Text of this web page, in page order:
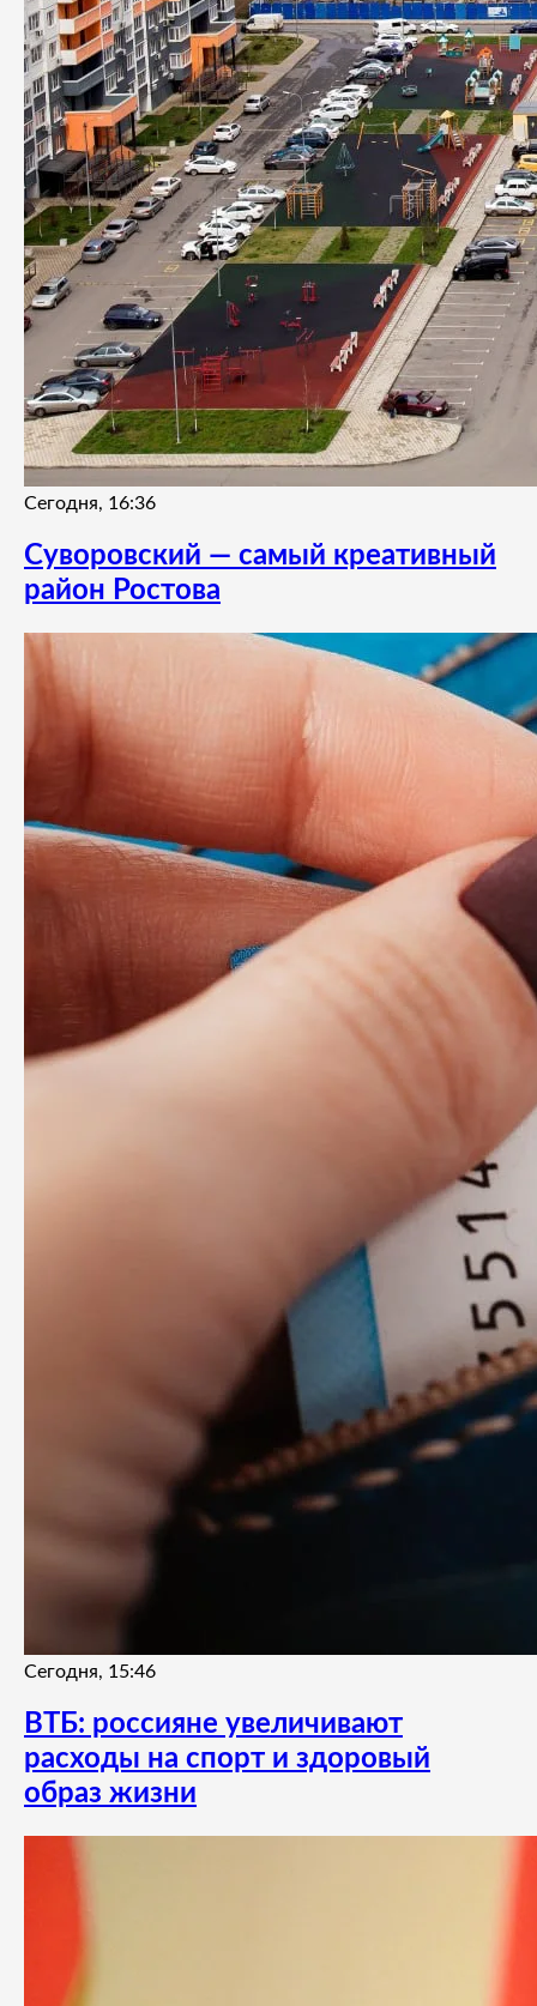
Сегодня, 16:36
Суворовский — самый креативный
район Ростова
Сегодня, 15:46
ВТБ: россияне увеличивают
расходы на спорт и здоровый
образ жизни